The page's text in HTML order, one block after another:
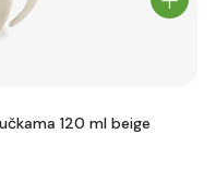
120 ml beige